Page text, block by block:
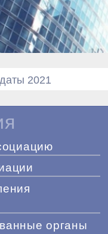
2021
органы